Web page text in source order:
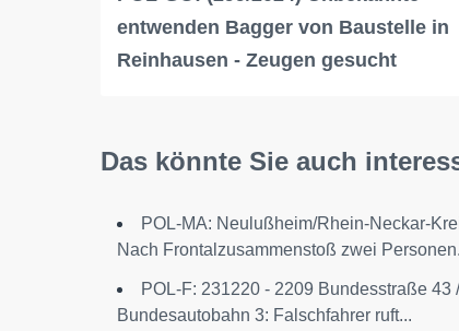
entwenden Bagger von Baustelle in
Reinhausen - Zeugen gesucht
Das könnte Sie auch
POL-MA: Neulußheim/Rhein-Neckar-
Nach Frontalzusammenstoß zwei
POL-F: 231220 - 2209 Bundesstraße 43 /
Bundesautobahn 3: Falschfahrer ruft...